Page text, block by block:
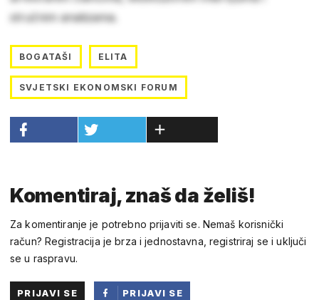
stručnim analizama.
BOGATAŠI ELITA
SVJETSKI EKONOMSKI FORUM
Komentiraj, znaš da želiš!
Za komentiranje je potrebno prijaviti se. Nemaš korisnički
račun? Registracija je brza i jednostavna, registriraj se i uključi
se u raspravu.
PRIJAVI SE
PRIJAVI SE